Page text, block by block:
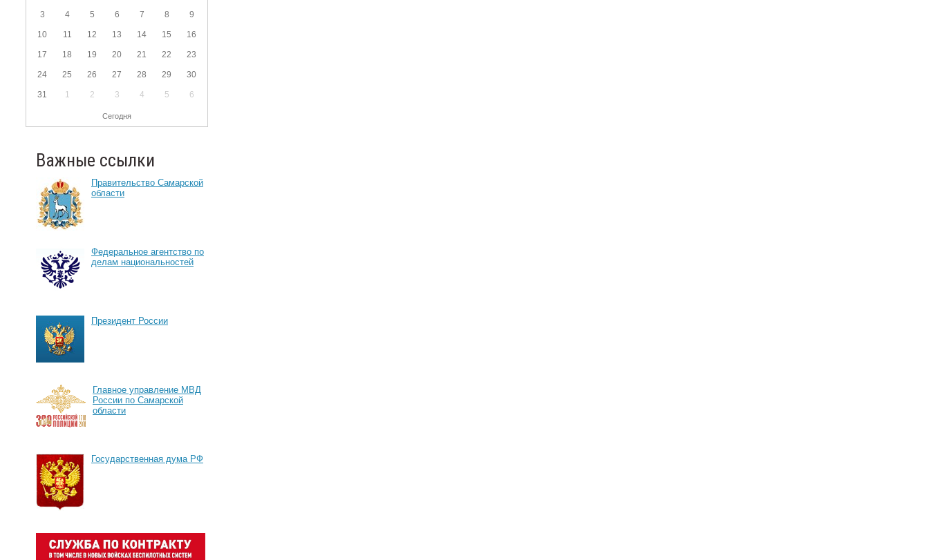
3 4 5 6 7 8 9
10 11 12 13 14 15 16
17 18 19 20 21 22 23
24 25 26 27 28 29 30
31 1 2 3 4 5 6
Сегодня
Важные ссылки
Правительство Самарской
области
Федеральное агентство по
делам национальностей
Президент России
Главное управление МВД
России по Самарской
области
Государственная дума РФ